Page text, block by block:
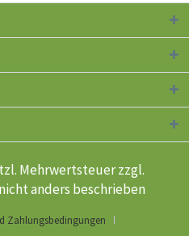
Mehrwertsteuer zzgl.
anders beschrieben
Zahlungsbedingungen